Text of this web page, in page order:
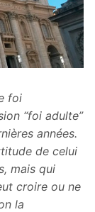
foi
“foi adulte”
années.
de celui
mais qui
croire ou ne
la